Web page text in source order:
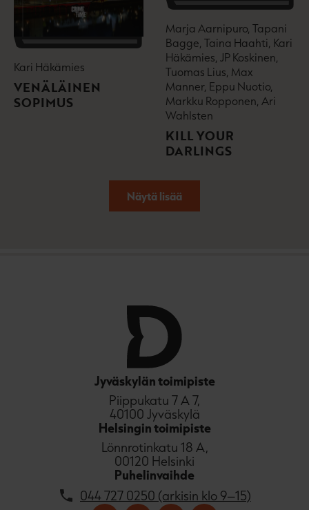
Kari Häkämies
VENÄLÄINEN
SOPIMUS
Marja Aarnipuro, Tapani
Bagge, Taina Haahti, Kari
Häkämies, JP Koskinen,
Tuomas Lius, Max
Manner, Eppu Nuotio,
Markku Ropponen, Ari
Wahlsten
KILL YOUR
DARLINGS
Näytä lisää
Jyväskylän toimipiste
Piippukatu 7 A 7,
40100 Jyväskylä
Helsingin toimipiste
Lönnrotinkatu 18 A,
00120 Helsinki
Puhelinvaihde
044 727 0250 (arkisin klo 9–15)